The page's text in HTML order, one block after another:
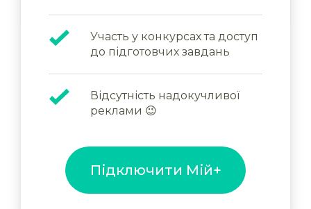
Участь у конкурсах та доступ
до підготовчих завдань
Відсутність надокучливої
реклами 😉
Підключити Мій+